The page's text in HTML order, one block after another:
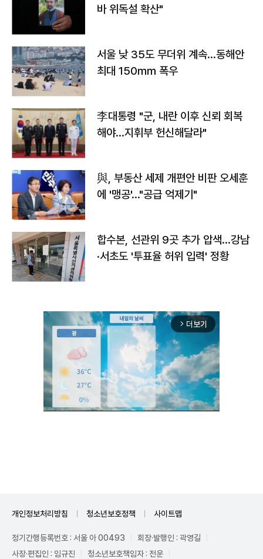
바 위독설 확산"
서울 낮 35도 무더위 계속…동해안
최대 150㎜ 폭우
李대통령 "군, 내란 이후 신뢰 회복
해야…지휘부 헌신해달라"
與, 부동산 세제 개편안 비판 오세훈
에 '맹공'…"공급 억제기"
합수본, 선관위 9곳 추가 압색…강남
·서초도 '투표율 허위 입력' 정황
arrow_forward_ios 더보기
개인정보처리방침 청소년보호정책 사이트맵
정기간행등록번호 : 서울 아 00493
회장·발행인 : 곽영길
사장·편집인 : 임규진
청소년보호책임자 : 전운